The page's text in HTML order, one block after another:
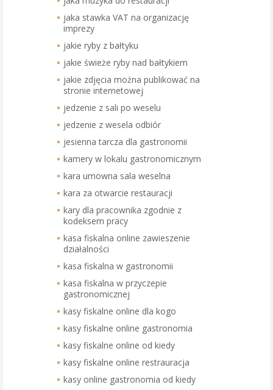
jaka stawka VAT na organizację
imprezy
jakie ryby z bałtyku
jakie świeże ryby nad bałtykiem
jakie zdjęcia można publikować na
stronie internetowej
jedzenie z sali po weselu
jedzenie z wesela odbiór
jesienna tarcza dla gastronomii
kamery w lokalu gastronomicznym
kara umowna sala weselna
kara za otwarcie restauracji
kary dla pracownika zgodnie z
kodeksem pracy
kasa fiskalna online zawieszenie
działalności
kasa fiskalna w gastronomii
kasa fiskalna w przyczepie
gastronomicznej
kasy fiskalne online dla kogo
kasy fiskalne online gastronomia
kasy fiskalne online od kiedy
kasy fiskalne online restrauracja
kasy online gastronomia od kiedy